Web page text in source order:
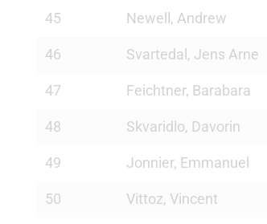
45 Newell, Andrew
46 Svartedal, Jens Arne
47 Feichtner, Barabara
48 Skvaridlo, Davorin
49 Jonnier, Emmanuel
50 Vittoz, Vincent